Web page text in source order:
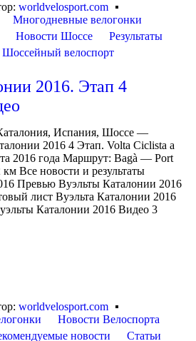
worldvelosport.com
Многодневные велогонки
Новости Шоссе
Результаты
Шоссейный велоспорт
2016. Этап 4
Испания, Шоссе —
2016 4 Этап. Volta Ciclista a
2016 года Маршрут: Bagà — Port
Все новости и результаты
Превью Вуэльты Каталонии 2016
лист Вуэльта Каталонии 2016
Каталонии 2016 Видео 3
worldvelosport.com
Новости Велоспорта
новости
Статьи